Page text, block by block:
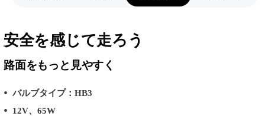
安全を感じて走ろう
路面をもっと見やすく
バルブタイプ：HB3
12V、65W